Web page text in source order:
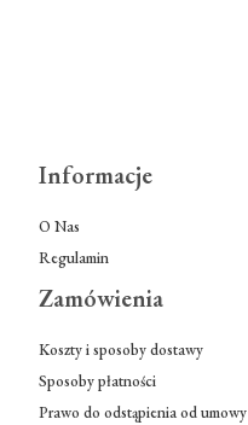
Informacje
O Nas
Regulamin
Zamówienia
Koszty i sposoby dostawy
Sposoby płatności
Prawo do odstąpienia od umowy